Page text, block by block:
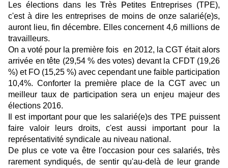
Les élections dans lesTrès Petites Entreprises (TPE),
c'est à dire les entreprises de moins de onze salarié(e)s,
auront lieu, fin décembre. Elles concernent 4,6 millions de
travailleurs.
On a voté pour la première fois en 2012, la CGT était alors
arrivée en tête (29,54 % des votes) devant la CFDT (19,26
%) et FO (15,25 %) avec cependant une faible participation
10,4%. Conforter la première place de la CGT avec un
meilleur taux de participation sera un enjeu majeur des
élections 2016.
Il est important pour que les salarié(e)s des TPE puissent
faire valoir leurs droits, c'est aussi important pour la
représentativité syndicale au niveau national.
De plus ce vote va être l'occasion pour ces salariés, très
rarement syndiqués, de sentir qu'au-delà de leur grande